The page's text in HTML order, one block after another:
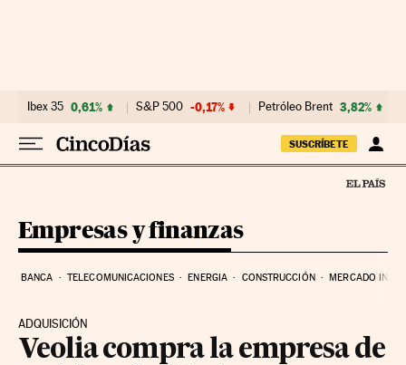
Ibex 35 0,61% S&P 500 -0,17% Petróleo Brent 3,82%
SUSCRÍBETE
Empresas y finanzas
BANCA TELECOMUNICACIONES ENERGIA CONSTRUCCIÓN MERCADO
ADQUISICIÓN
Veolia compra la empresa de